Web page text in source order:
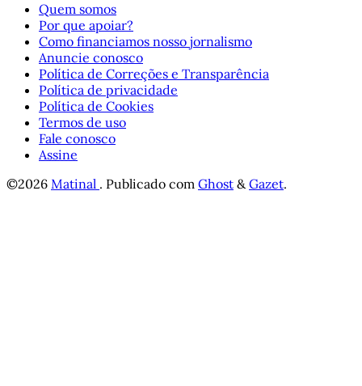
Quem somos
Por que apoiar?
Como financiamos nosso jornalismo
Anuncie conosco
Política de Correções e Transparência
Política de privacidade
Política de Cookies
Termos de uso
Fale conosco
Assine
©2026 Matinal . Publicado com Ghost &Gazet.